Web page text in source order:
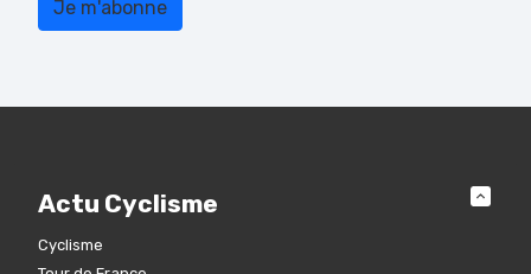
Actu Cyclisme
Cyclisme